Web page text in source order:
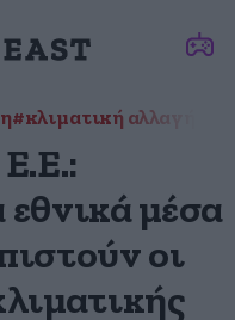
#κλιματική αλλαγή
εθνικά μέσα
οι